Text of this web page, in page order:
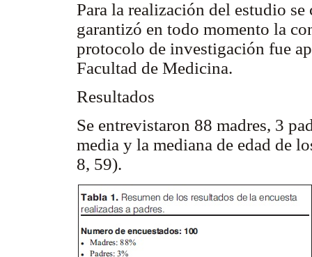
Para la realización del estudio
garantizó en todo momento la
protocolo de investigación fue
Facultad de Medicina.
Resultados
Se entrevistaron 88 madres, 3
media y la mediana de edad de
8, 59).